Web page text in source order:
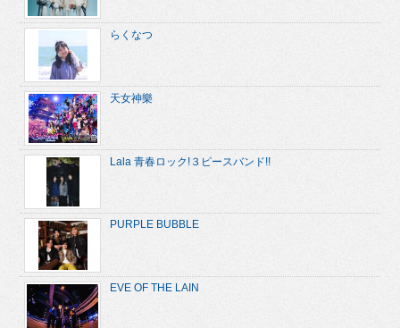
らくなつ
天女神樂
Lala 青春ロック!３ピースバンド!!
PURPLE BUBBLE
EVE OF THE LAIN